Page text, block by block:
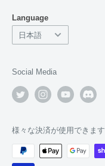
返金ポリシー
よくあるお問い合わせ
店舗情報
会社情報
Language
Language
日本語
Social Media
様々な決済が使用できます